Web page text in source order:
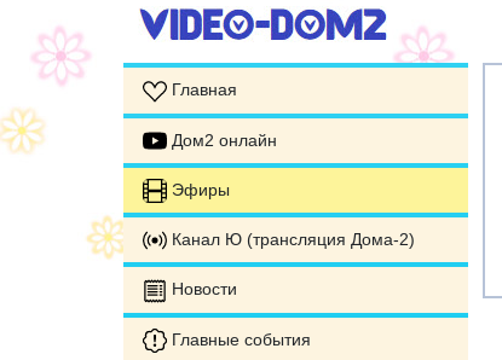
Главная
Дом2 онлайн
Эфиры
Канал Ю (трансляция Дома-2)
Новости
Главные события